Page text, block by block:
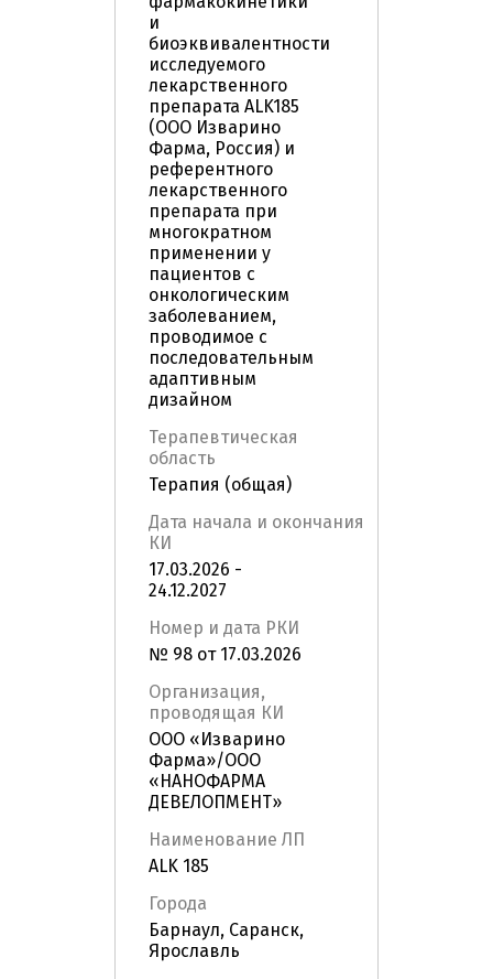
и
биоэквивалентности
исследуемого
лекарственного
препарата ALK185
(ООО Изварино
Фарма, Россия) и
референтного
лекарственного
препарата при
многократном
применении у
пациентов с
онкологическим
заболеванием,
проводимое с
последовательным
адаптивным
дизайном
Терапевтическая
область
Терапия (общая)
Дата начала и окончания
КИ
17.03.2026 -
24.12.2027
Номер и дата РКИ
№ 98 от 17.03.2026
Организация,
проводящая КИ
ООО «Изварино
Фарма»/ООО
«НАНОФАРМА
ДЕВЕЛОПМЕНТ»
Наименование ЛП
ALK 185
Города
Барнаул, Саранск,
Ярославль